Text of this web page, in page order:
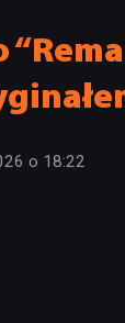
o 18:22